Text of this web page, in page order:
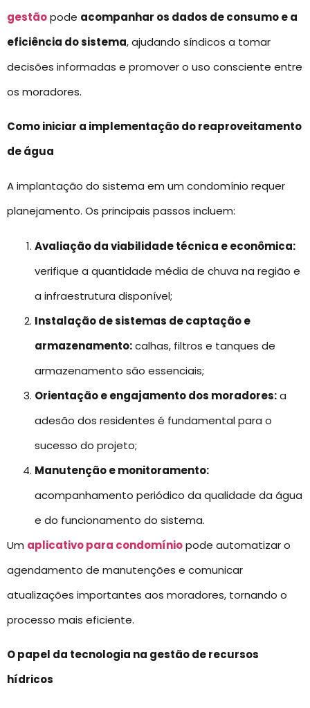
gestãopode acompanhar os dados de consumo e a
eficiência do sistema, ajudando síndicos a tomar
decisões informadas e promover o uso consciente entre
os moradores.
Como iniciar a implementação do reaproveitamento
de água
A implantação do sistema em um condomínio requer
planejamento. Os principais passos incluem:
Avaliação da viabilidade técnica e econômica:
verifique a quantidade média de chuva na região e
a infraestrutura disponível;
Instalação de sistemas de captação e
armazenamento:calhas, filtros e tanques de
armazenamento são essenciais;
Orientação e engajamento dos moradores:a
adesão dos residentes é fundamental para o
sucesso do projeto;
Manutenção e monitoramento:
acompanhamento periódico da qualidade da água
e do funcionamento do sistema.
Um aplicativo para condomíniopode automatizar o
agendamento de manutenções e comunicar
atualizações importantes aos moradores, tornando o
processo mais eficiente.
O papel da tecnologia na gestão de recursos
hídricos